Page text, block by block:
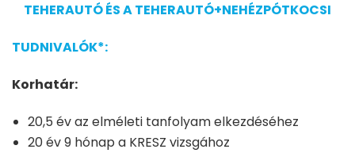
TEHERAUTÓ ÉS A TEHERAUTÓ+NEHÉZPÓTKOCSI
TUDNIVALÓK*:
Korhatár:
20,5 év az elméleti tanfolyam elkezdéséhez
20 év 9 hónap a KRESZ vizsgához